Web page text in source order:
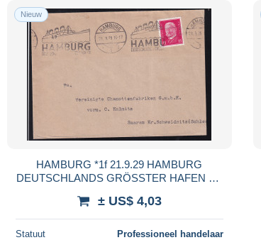
Nieuw
HAMBURG *1f 21.9.29 HAMBURG
DEUTSCHLANDS GRÖSSTER HAFEN auf
± US$ 4,03
Statuut Professioneel handelaar